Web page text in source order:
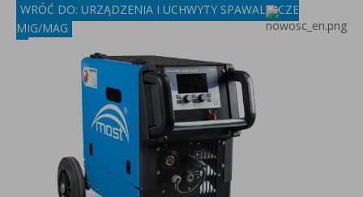
WRÓĆ DO: URZĄDZENIA I UCHWYTY SPAWALNICZE
MIG/MAG